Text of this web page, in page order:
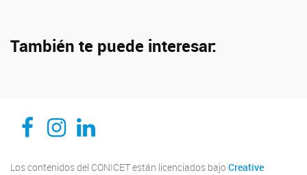
También te puede interesar:
CEDIE, Centro de Investigaciones Endocrinológicas Dr. César Bergadá
CEDIE, Centro de Investigaciones Endocrinológicas Dr. César Bergadá
CEDIE, Centro de Investigaciones Endocrinológicas Dr. César Bergadá
Los contenidos del CONICET están licenciados bajo Creative